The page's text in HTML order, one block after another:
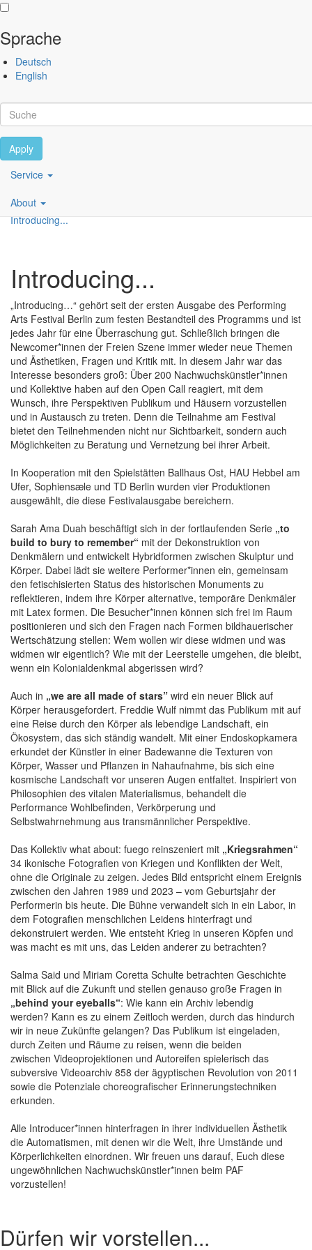
Direkt zum Inhalt
Performing
Arts
Berlin
Sprache
Deutsch
English
Apply
Main
navigation
DE
Service
About
Scroll
Introducing...
Introducing...
„Introducing…“ gehört seit der ersten Ausgabe des Performing
Arts Festival Berlin zum festen Bestandteil des Programms und ist
jedes Jahr für eine Überraschung gut. Schließlich bringen die
Newcomer*innen der Freien Szene immer wieder neue Themen
und Ästhetiken, Fragen und Kritik mit. In diesem Jahr war das
Interesse besonders groß: Über 200 Nachwuchskünstler*innen
und Kollektive haben auf den Open Call reagiert, mit dem
Wunsch, ihre Perspektiven Publikum und Häusern vorzustellen
und in Austausch zu treten. Denn die Teilnahme am Festival
bietet den Teilnehmenden nicht nur Sichtbarkeit, sondern auch
Möglichkeiten zu Beratung und Vernetzung bei ihrer Arbeit.
In Kooperation mit den Spielstätten Ballhaus Ost, HAU Hebbel am
Ufer, Sophiensæle und TD Berlin wurden vier Produktionen
ausgewählt, die diese Festivalausgabe bereichern.
Sarah Ama Duah beschäftigt sich in der fortlaufenden Serie „to
build to bury to remember“ mit der Dekonstruktion von
Denkmälern und entwickelt Hybridformen zwischen Skulptur und
Körper. Dabei lädt sie weitere Performer*innen ein, gemeinsam
den fetischisierten Status des historischen Monuments zu
reflektieren, indem ihre Körper alternative, temporäre Denkmäler
mit Latex formen. Die Besucher*innen können sich frei im Raum
positionieren und sich den Fragen nach Formen bildhauerischer
Wertschätzung stellen: Wem wollen wir diese widmen und was
widmen wir eigentlich? Wie mit der Leerstelle umgehen, die bleibt,
wenn ein Kolonialdenkmal abgerissen wird?
Auch in „we are all made of stars” wird ein neuer Blick auf
Körper herausgefordert. Freddie Wulf nimmt das Publikum mit auf
eine Reise durch den Körper als lebendige Landschaft, ein
Ökosystem, das sich ständig wandelt. Mit einer Endoskopkamera
erkundet der Künstler in einer Badewanne die Texturen von
Körper, Wasser und Pflanzen in Nahaufnahme, bis sich eine
kosmische Landschaft vor unseren Augen entfaltet. Inspiriert von
Philosophien des vitalen Materialismus, behandelt die
Performance Wohlbefinden, Verkörperung und
Selbstwahrnehmung aus transmännlicher Perspektive.
Das Kollektiv what about: fuego reinszeniert mit „Kriegsrahmen“
34 ikonische Fotografien von Kriegen und Konflikten der Welt,
ohne die Originale zu zeigen. Jedes Bild entspricht einem Ereignis
zwischen den Jahren 1989 und 2023 – vom Geburtsjahr der
Performerin bis heute. Die Bühne verwandelt sich in ein Labor, in
dem Fotografien menschlichen Leidens hinterfragt und
dekonstruiert werden. Wie entsteht Krieg in unseren Köpfen und
was macht es mit uns, das Leiden anderer zu betrachten?
Salma Said und Miriam Coretta Schulte betrachten Geschichte
mit Blick auf die Zukunft und stellen genauso große Fragen in
„behind your eyeballs“: Wie kann ein Archiv lebendig
werden? Kann es zu einem Zeitloch werden, durch das hindurch
wir in neue Zukünfte gelangen? Das Publikum ist eingeladen,
durch Zeiten und Räume zu reisen, wenn die beiden
zwischen Videoprojektionen und Autoreifen spielerisch das
subversive Videoarchiv 858 der ägyptischen Revolution von 2011
sowie die Potenziale choreografischer Erinnerungstechniken
erkunden.
Alle Introducer*innen hinterfragen in ihrer individuellen Ästhetik
die Automatismen, mit denen wir die Welt, ihre Umstände und
Körperlichkeiten einordnen. Wir freuen uns darauf, Euch diese
ungewöhnlichen Nachwuchskünstler*innen beim PAF
vorzustellen!
Dürfen wir vorstellen...